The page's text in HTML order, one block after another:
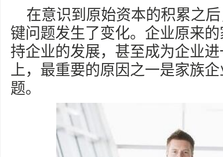
在意识到原始资本的积累之
键问题发生了变化。企业原来
持企业的发展，甚至成为企业
上，最重要的原因之一是家族
题。